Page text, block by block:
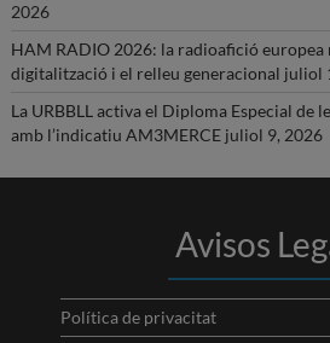
2026
HAM RADIO 2026: la radioafició europea
digitalització i el relleu generacional juliol
La URBBLL activa el Diploma Especial de
amb l’indicatiu AM3MERCE juliol 9, 2026
Avisos
Política de privacitat